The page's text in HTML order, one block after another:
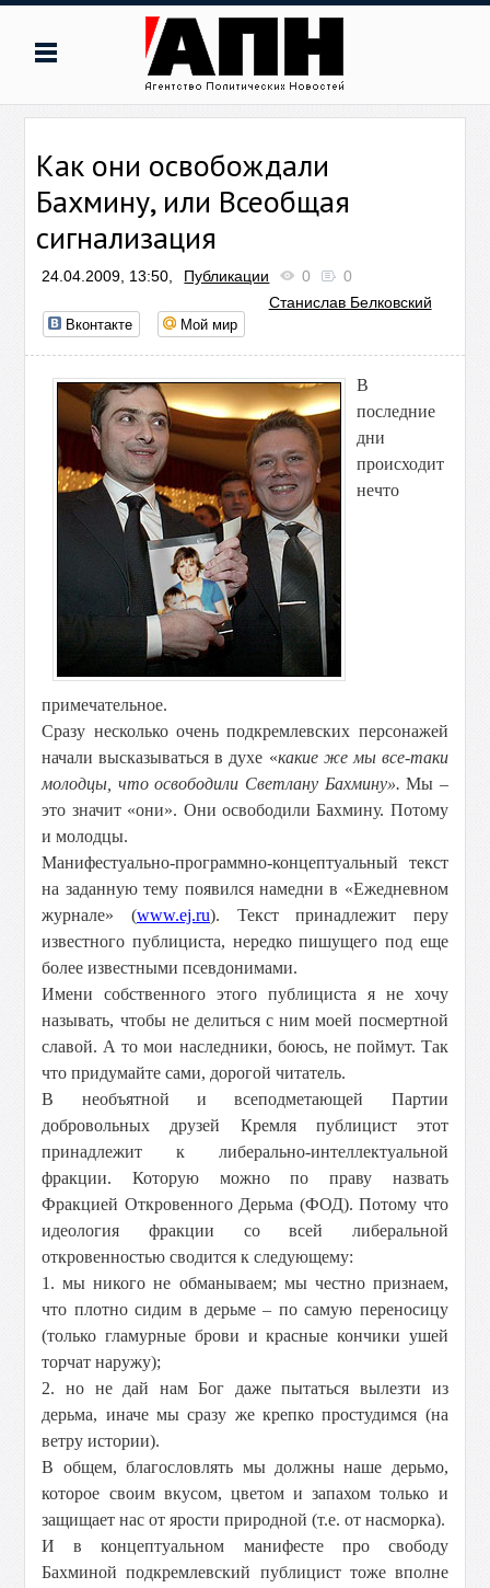
Как они освобождали
Бахмину, или Всеобщая
сигнализация
24.04.2009, 13:50, Публикации 0
0
Станислав Белковский
Вконтакте Мой мир
В
последние
дни
происходит
нечто
примечательное.
Сразу несколько очень подкремлевских персонажей
начали высказываться в духе «какие же мы все-таки
молодцы, что освободили Светлану Бахмину».Мы –
это значит «они». Они освободили Бахмину. Потому
и молодцы.
Манифестуально-программно-концептуальный текст
на заданную тему появился намедни в «Ежедневном
журнале» (www.ej.ru). Текст принадлежит перу
известного публициста, нередко пишущего под еще
более известными псевдонимами.
Имени собственного этого публициста я не хочу
называть, чтобы не делиться с ним моей посмертной
славой. А то мои наследники, боюсь, не поймут. Так
что придумайте сами, дорогой читатель.
В необъятной и всеподметающей Партии
добровольных друзей Кремля публицист этот
принадлежит к либерально-интеллектуальной
фракции. Которую можно по праву назвать
Фракцией Откровенного Дерьма (ФОД). Потому что
идеология фракции со всей либеральной
откровенностью сводится к следующему:
1. мы никого не обманываем; мы честно признаем,
что плотно сидим в дерьме – по самую переносицу
(только гламурные брови и красные кончики ушей
торчат наружу);
2. но не дай нам Бог даже пытаться вылезти из
дерьма, иначе мы сразу же крепко простудимся (на
ветру истории).
В общем, благословлять мы должны наше дерьмо,
которое своим вкусом, цветом и запахом только и
защищает нас от ярости природной (т.е. от насморка).
И в концептуальном манифесте про свободу
Бахминой подкремлевский публицист тоже вполне